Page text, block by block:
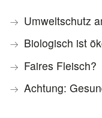
Umweltschutz
Biologisch ist
Faires Fleisch?
Achtung: